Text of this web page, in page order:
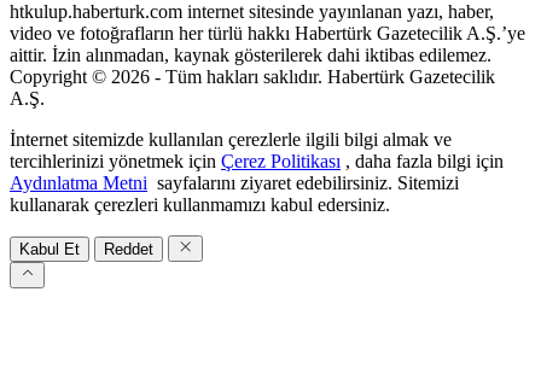
htkulup.haberturk.com internet sitesinde yayınlanan yazı, haber,
video ve fotoğrafların her türlü hakkı Habertürk Gazetecilik A.Ş.’ye
aittir. İzin alınmadan, kaynak gösterilerek dahi iktibas edilemez.
Copyright © 2026 - Tüm hakları saklıdır. Habertürk Gazetecilik
A.Ş.
İnternet sitemizde kullanılan çerezlerle ilgili bilgi almak ve
tercihlerinizi yönetmek için Çerez Politikası , daha fazla bilgi için
Aydınlatma Metni sayfalarını ziyaret edebilirsiniz. Sitemizi
kullanarak çerezleri kullanmamızı kabul edersiniz.
Kabul Et Reddet